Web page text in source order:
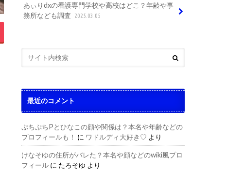
あぃりdxの看護専門学校や高校はどこ？年齢や事
務所なども調査
2025.03.05
最近のコメント
ぷちぷちPとひなこの顔や関係は？本名や年齢などの
プロフィールも！ に ワドルディ大好き♡ より
けなそゆの住所がバレた？本名や顔などのwiki風プロ
フィール に たろそゆ より